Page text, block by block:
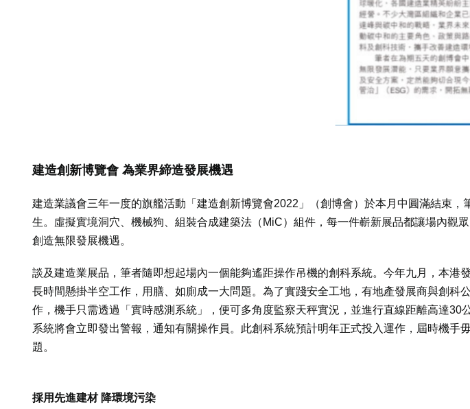
建造創新博覽會 為業界締造發展機遇
建造業議會三年一度的旗艦活動「建造創新博覽會2022」（創博會）於本月中圓滿結束
生。虛擬實境洞穴、機械狗、組裝合成建築法（MiC）組件，每一件嶄新展品都讓場內
創造無限發展機遇。
談及建造業展品，筆者隨即想起場內一個能夠遙距操作吊機的創科系統。今年九月，本
長時間懸掛半空工作，用膳、如廁成一大問題。為了實踐安全工地，有地產發展商與創
作，機手只需透過「實時感測系統」，便可多角度監察天秤實況，並進行直線距離高達
系統將會立即發出警報，通知有關操作員。此創科系統預計明年正式投入運作，屆時機
題。
採用先進建材 降環境污染